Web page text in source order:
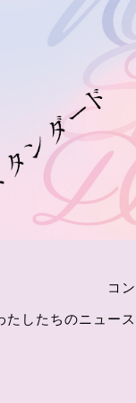
コ
たしたちのニュー